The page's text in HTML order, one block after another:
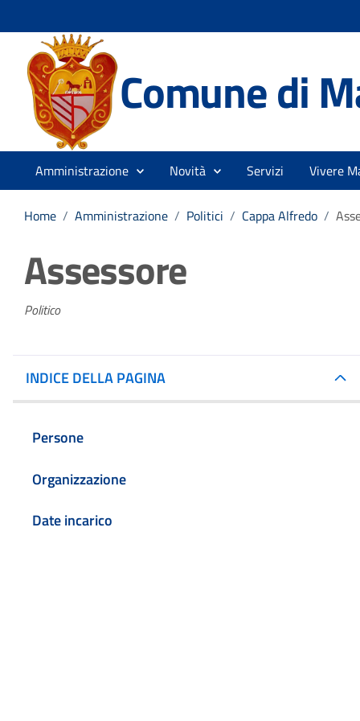
Comune di
Amministrazione Novità Servizi Vivere
Home / Amministrazione / Politici / Cappa Alfredo /
Assessore
Politico
INDICE DELLA PAGINA
Persone
Organizzazione
Date incarico